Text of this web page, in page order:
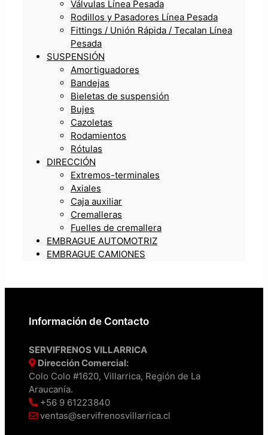
Válvulas Línea Pesada
Rodillos y Pasadores Línea Pesada
Fittings / Unión Rápida / Tecalan Línea
Pesada
SUSPENSIÓN
Amortiguadores
Bandejas
Bieletas de suspensión
Bujes
Cazoletas
Rodamientos
Rótulas
DIRECCIÓN
Extremos-terminales
Axiales
Caja auxiliar
Cremalleras
Fuelles de cremallera
EMBRAGUE AUTOMOTRIZ
EMBRAGUE CAMIONES
Información de Contacto
SERVIFRENOS VILLARRICA
Dirección Comercial:
Colo Colo #1620, Villarrica, Región de La
Araucanía.
+56 9 61223840
ventas@servifrenosvillarrica.cl